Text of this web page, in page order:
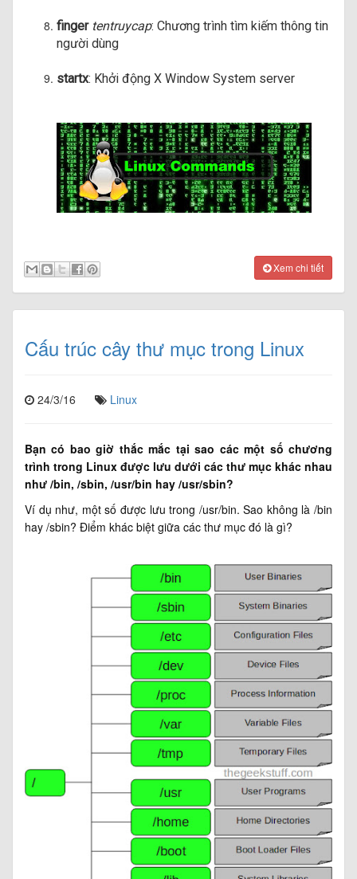
finger tentruycap: Chương trình tìm kiếm thông tin
người dùng
startx: Khởi động X Window System server
Xem chi tiết
Cấu trúc cây thư mục trong Linux
24/3/16 Linux
Bạn có bao giờ thắc mắc tại sao các một số chương
trình trong Linux được lưu dưới các thư mục khác nhau
như /bin, /sbin, /usr/bin hay /usr/sbin?
Ví dụ như, một số được lưu trong /usr/bin. Sao không là /bin
hay /sbin? Điểm khác biệt giữa các thư mục đó là gì?